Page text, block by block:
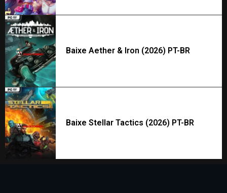
Baixe Aether & Iron (2026) PT-BR
Baixe Stellar Tactics (2026) PT-BR